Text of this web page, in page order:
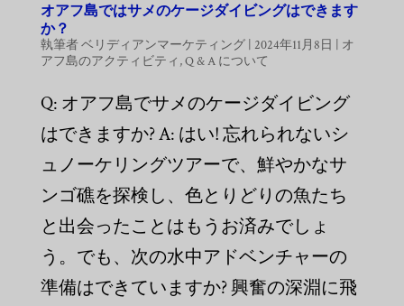
オアフ島ではサメのケージダイビングはできます
か？
執筆者ベリディアンマーケティング| 2024年11月8日
オ
アフ島のアクティビティ ,Q & A について
Q: オアフ島でサメのケージダイビング
はできますか? A: はい! 忘れられないシ
ュノーケリングツアーで、鮮やかなサ
ンゴ礁を探検し、色とりどりの魚たち
と出会ったことはもうお済みでしょ
う。でも、次の水中アドベンチャーの
準備はできていますか? 興奮の深淵に飛